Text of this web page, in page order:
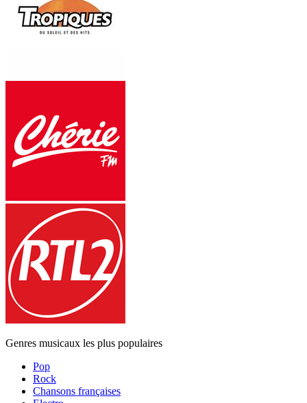
Genres musicaux les plus populaires
Pop
Rock
Chansons françaises